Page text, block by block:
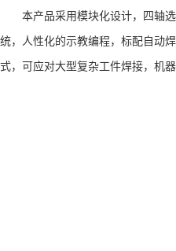
本产品采用模块化设计，四轴
统，人性化的示教编程，标配自动
式，可应对大型复杂工件焊接，机